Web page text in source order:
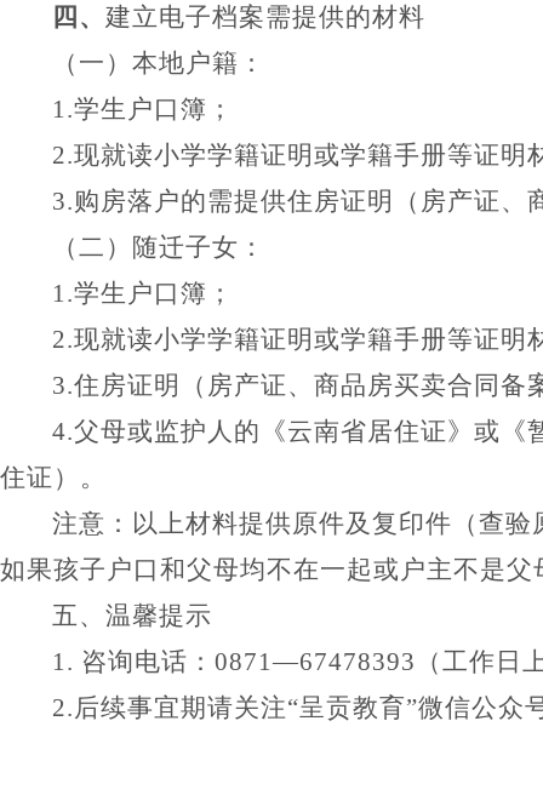
四、 建立电子档案需提供的材料
（一）本地户籍：
1.学生户口簿；
2.现就读小学学籍证明或学籍手册等证明
3.购房落户的需提供住房证明（房产证、
（二）随迁子女：
1.学生户口簿；
2.现就读小学学籍证明或学籍手册等证明
3.住房证明（房产证、 商品房买卖合同备
4.父母或监护人 的 《云南省居住证》或
住证）。
注意：以上材料提供原件及复印件（查
如果孩子户口和父母均不在一起或户主不是
五、 温馨提示
1. 咨询电话： 0871—67478393 （工作日
2. 后续事宜期请关注“呈贡教育”微信公众